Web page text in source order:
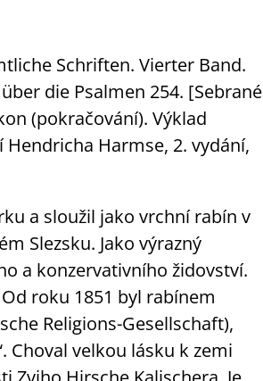
Schriften. Vierter Band.
die Psalmen 254. [Sebrané
(pokračování). Výklad
Harmse, 2. vydání,
a sloužil jako vrchní rabín v
Slezsku. Jako výrazný
a konzervativního židovství.
roku 1851 byl rabínem
Religions-Gesellschaft),
Choval velkou lásku k zemi